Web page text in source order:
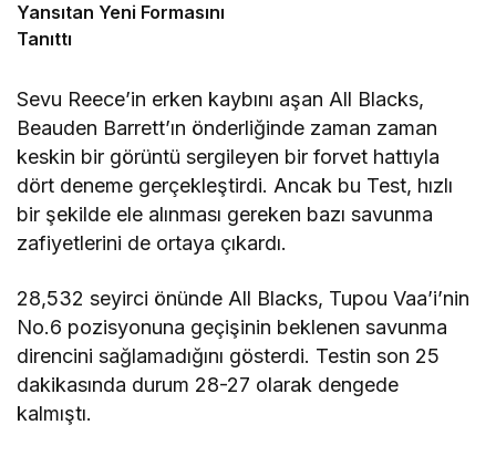
Yansıtan Yeni Formasını
Tanıttı
Sevu Reece’in erken kaybını aşan All Blacks,
Beauden Barrett’ın önderliğinde zaman zaman
keskin bir görüntü sergileyen bir forvet hattıyla
dört deneme gerçekleştirdi. Ancak bu Test, hızlı
bir şekilde ele alınması gereken bazı savunma
zafiyetlerini de ortaya çıkardı.
28,532 seyirci önünde All Blacks, Tupou Vaa’i’nin
No.6 pozisyonuna geçişinin beklenen savunma
direncini sağlamadığını gösterdi. Testin son 25
dakikasında durum 28-27 olarak dengede
kalmıştı.